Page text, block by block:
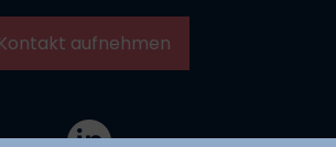
Kontakt aufnehmen